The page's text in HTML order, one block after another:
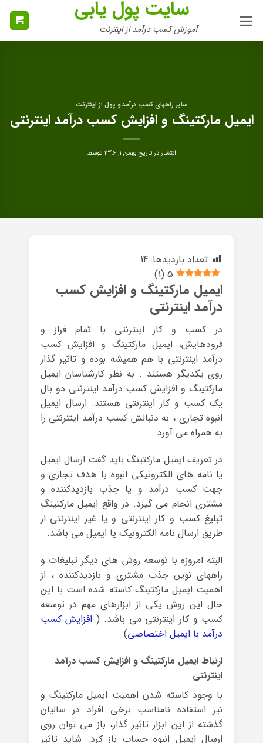
سایت پول یابی
آموزش کسب درآمد از اینترنت
سایر راههای کسب درآمد و پول از اینترنت
ایمیل مارکتینگ و افزایش کسب درآمد اینترنتی
انتشار در تاریخبهمن ۱, ۱۳۹۶ توسط
تعداد بازدیدها: 14
5
(
1
)
ایمیل مارکتینگ و افزایش کسب
درآمد اینترنتی
در کسب و کار اینترنتی با تمام فراز و
فرودهایش، ایمیل مارکتینگ و افزایش کسب
درآمد اینترنتی با هم همیشه بوده و تاثیر گذار
روی یکدیگر هستند . به نظر کارشناسان ایمیل
مارکتینگ و افزایش کسب درآمد اینترنتی دو بال
یک کسب و کار اینترنتی هستند. ارسال ایمیل
انبوه تجاری ، به دنبالش کسب درآمد اینترنتی را
به همراه می آورد.
در تعریف ایمیل مارکتینگ باید گفت ارسال ایمیل
یا نامه های الکترونیکی انبوه با هدف تجاری و
جهت کسب درآمد و یا جذب بازدیدکننده و
مشتری انجام می گیرد. در واقع ایمیل مارکتینگ
تبلیغ کسب و کار اینترنتی و یا غیر اینترنتی از
طریق ارسال نامه الکترونیک یا ایمیل می باشد.
البته امروزه با توسعه روش های دیگر تبلیغات و
راههای نوین جذب مشتری و بازدیدکننده ، از
اهمیت ایمیل مارکتینگ کاسته شده است با این
حال این روش یکی از ابزارهای مهم در توسعه
کسب و کار اینترنتی می باشد. ( افزایش کسب
درآمد با ایمیل اختصاصی)
ارتباط ایمیل مارکتینگ و افزایش کسب درآمد
اینترنتی
با وجود کاسته شدن اهمیت ایمیل مارکتینگ و
نیز استفاده نامناسب برخی افراد در سالیان
گذشته از این ابزار تاثیر گذار، باز می توان روی
ارسال ایمیل انبوه حساب باز کرد. شاید تاثیر